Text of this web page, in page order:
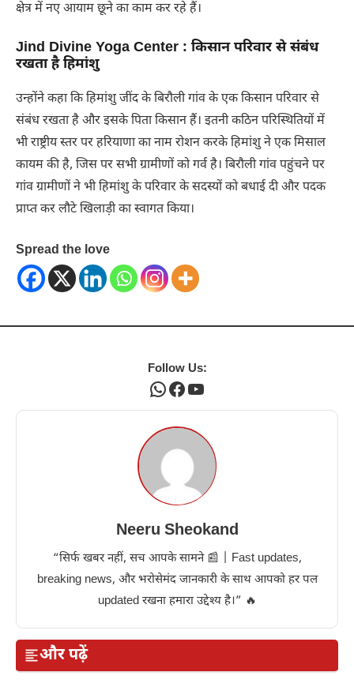
क्षेत्र में नए आयाम छूने का काम कर रहे हैं।
Jind Divine Yoga Center : किसान परिवार से संबंध
रखता है हिमांशु
उन्होंने कहा कि हिमांशु जींद के बिरौली गांव के एक किसान परिवार से
संबंध रखता है और इसके पिता किसान हैं। इतनी कठिन परिस्थितियों में
भी राष्ट्रीय स्तर पर हरियाणा का नाम रोशन करके हिमांशु ने एक मिसाल
कायम की है, जिस पर सभी ग्रामीणों को गर्व है। बिरौली गांव पहुंचने पर
गांव ग्रामीणों ने भी हिमांशु के परिवार के सदस्यों को बधाई दी और पदक
प्राप्त कर लौटे खिलाड़ी का स्वागत किया।
Spread the love
Follow Us:
WhatsApp
Facebook
YouTube
Neeru Sheokand
“सिर्फ खबर नहीं, सच आपके सामने 📰 | Fast updates,
breaking news, और भरोसेमंद जानकारी के साथ आपको हर पल
updated रखना हमारा उद्देश्य है।” 🔥
और पढ़ें